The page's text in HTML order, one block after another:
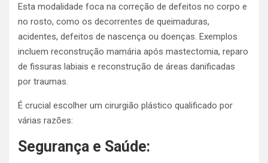
Esta modalidade foca na correção de defeitos no corpo e
no rosto, como os decorrentes de queimaduras,
acidentes, defeitos de nascença ou doenças. Exemplos
incluem reconstrução mamária após mastectomia, reparo
de fissuras labiais e reconstrução de áreas danificadas
por traumas.
É crucial escolher um cirurgião plástico qualificado por
várias razões:
Segurança e Saúde: